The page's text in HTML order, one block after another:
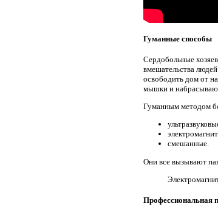
Гуманные способы
Сердобольные
вмешательства
освободить дом от
мышки и
Гуманным методом
смешанные.
Они все вызывают
Профессиональная